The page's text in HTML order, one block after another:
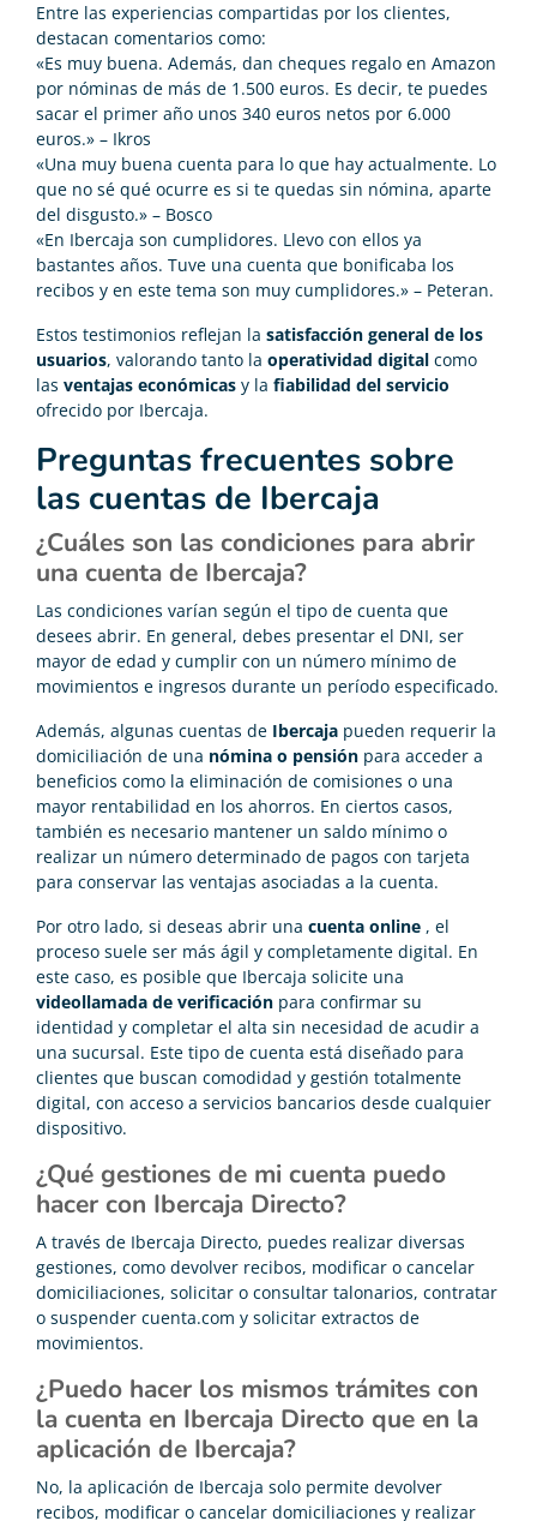
Entre las experiencias compartidas por los clientes,
destacan comentarios como:
«Es muy buena. Además, dan cheques regalo en Amazon
por nóminas de más de 1.500 euros. Es decir, te puedes
sacar el primer año unos 340 euros netos por 6.000
euros.» – Ikros
«Una muy buena cuenta para lo que hay actualmente. Lo
que no sé qué ocurre es si te quedas sin nómina, aparte
del disgusto.» – Bosco
«En Ibercaja son cumplidores. Llevo con ellos ya
bastantes años. Tuve una cuenta que bonificaba los
recibos y en este tema son muy cumplidores.» – Peteran.
Estos testimonios reflejan la satisfacción general de los
usuarios, valorando tanto la operatividad digital como
las ventajas económicas y la fiabilidad del servicio
ofrecido por Ibercaja.
Preguntas frecuentes sobre
las cuentas de Ibercaja
¿Cuáles son las condiciones para abrir
una cuenta de Ibercaja?
Las condiciones varían según el tipo de cuenta que
desees abrir. En general, debes presentar el DNI, ser
mayor de edad y cumplir con un número mínimo de
movimientos e ingresos durante un período especificado.
Además, algunas cuentas de Ibercaja pueden requerir la
domiciliación de una nómina o pensión para acceder a
beneficios como la eliminación de comisiones o una
mayor rentabilidad en los ahorros. En ciertos casos,
también es necesario mantener un saldo mínimo o
realizar un número determinado de pagos con tarjeta
para conservar las ventajas asociadas a la cuenta.
Por otro lado, si deseas abrir una cuenta online , el
proceso suele ser más ágil y completamente digital. En
este caso, es posible que Ibercaja solicite una
videollamada de verificación para confirmar su
identidad y completar el alta sin necesidad de acudir a
una sucursal. Este tipo de cuenta está diseñado para
clientes que buscan comodidad y gestión totalmente
digital, con acceso a servicios bancarios desde cualquier
dispositivo.
¿Qué gestiones de mi cuenta puedo
hacer con Ibercaja Directo?
A través de Ibercaja Directo, puedes realizar diversas
gestiones, como devolver recibos, modificar o cancelar
domiciliaciones, solicitar o consultar talonarios, contratar
o suspender cuenta.com y solicitar extractos de
movimientos.
¿Puedo hacer los mismos trámites con
la cuenta en Ibercaja Directo que en la
aplicación de Ibercaja?
No, la aplicación de Ibercaja solo permite devolver
recibos, modificar o cancelar domiciliaciones y realizar